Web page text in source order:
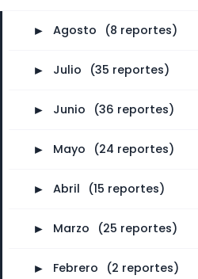
► Agosto (8 reportes)
► Julio (35 reportes)
► Junio (36 reportes)
► Mayo (24 reportes)
► Abril (15 reportes)
► Marzo (25 reportes)
► Febrero (2 reportes)